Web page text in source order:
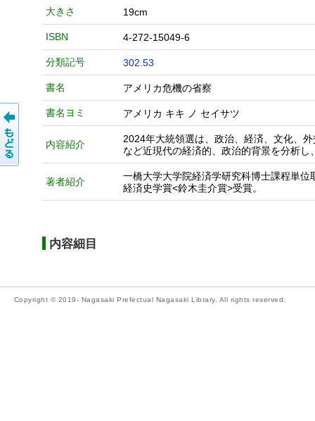
大きさ 19cm
ISBN 4-272-15049-6
分類記号 302.53
書名 アメリカ危機の省察
書名ヨミ アメリカ キキ ノ セイサツ
内容紹介
2024年大統領選は、政治、経済、文化、
など近現代の経済的、政治的背景を分析
著者紹介
一橋大学大学院経済学研究科博士課程単
経済史学賞<鈴木圭介賞>受賞。
内容細目
Copyright © 2019- Nagasaki Prefectual Nagasaki Library. All rights reserved.